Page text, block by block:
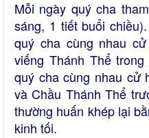
Mỗi ngày quý cha
sáng, 1 tiết buổi
quý cha cùng nhau
viếng Thánh Thể
quý cha cùng nhau cử
và Chầu Thánh Thể
thường huấn khép lại
kinh tối.